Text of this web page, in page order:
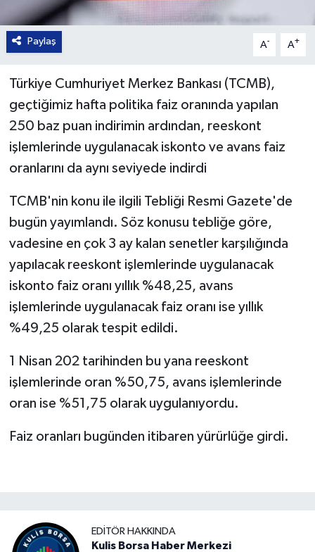
Paylaş A- A+
Türkiye Cumhuriyet Merkez Bankası (TCMB),
geçtiğimiz hafta politika faiz oranında yapılan
250 baz puan indirimin ardından, reeskont
işlemlerinde uygulanacak iskonto ve avans faiz
oranlarını da aynı seviyede indirdi
TCMB'nin konu ile ilgili Tebliği Resmi Gazete'de
bugün yayımlandı. Söz konusu tebliğe göre,
vadesine en çok 3 ay kalan senetler karşılığında
yapılacak reeskont işlemlerinde uygulanacak
iskonto faiz oranı yıllık %48,25, avans
işlemlerinde uygulanacak faiz oranı ise yıllık
%49,25 olarak tespit edildi.
1 Nisan 202 tarihinden bu yana reeskont
işlemlerinde oran %50,75, avans işlemlerinde
oran ise %51,75 olarak uygulanıyordu.
Faiz oranları bugünden itibaren yürürlüğe girdi.
EDITÖR HAKKINDA
Kulis Borsa Haber Merkezi